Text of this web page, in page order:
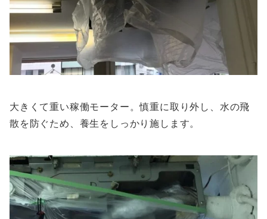
大きくて重い稼働モーター。慎重に取り外し、水の飛
散を防ぐため、養生をしっかり施します。